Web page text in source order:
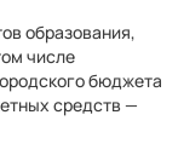
образования,
числе
бюджета
средств —